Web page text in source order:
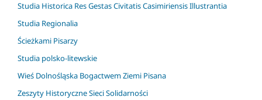
Studia Historica Res Gestas Civitatis Casimiriensis Illustrantia
Studia Regionalia
Ścieżkami Pisarzy
Studia polsko-litewskie
Wieś Dolnośląska Bogactwem Ziemi Pisana
Zeszyty Historyczne Sieci Solidarności